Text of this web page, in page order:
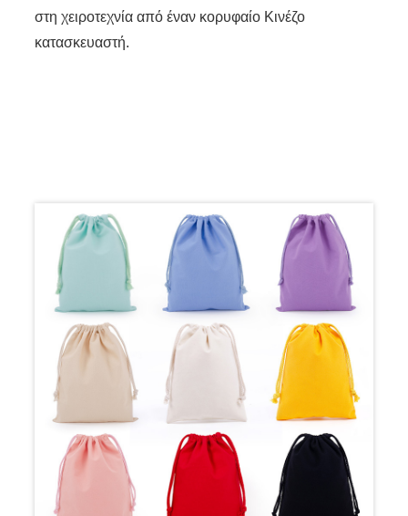
στη χειροτεχνία από έναν κορυφαίο Κινέζο
κατασκευαστή.